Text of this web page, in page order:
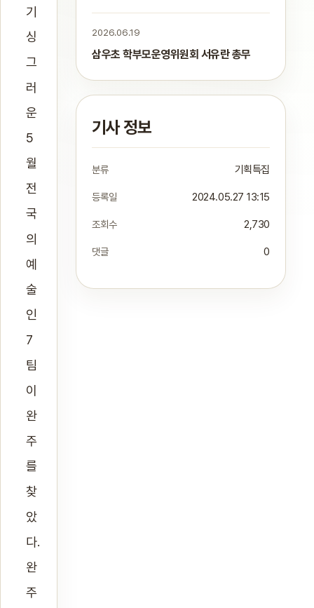
기
싱
그
러
운
5
월
전
국
의
예
술
인
7
팀
이
완
주
를
찾
았
다.
완
주
2026.06.19
삼우초 학부모운영위원회 서유란 총무
기사 정보
분류 기획특집
등록일 2024.05.27 13:15
조회수 2,730
댓글 0